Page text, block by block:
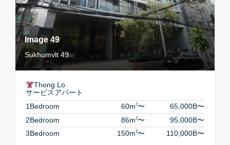
Image 49
Sukhumvit 49
Thong Lo
サービスアパート
1Bedroom
60m2〜 65,000B〜
2Bedroom
86m2〜 95,000B〜
3Bedroom
150m2〜 110,000B〜